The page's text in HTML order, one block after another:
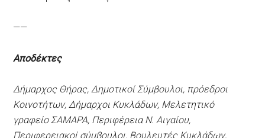
——
Αποδέκτες
Δήμαρχος Θήρας, Δημοτικοί Σύμβουλοι, πρόεδροι
Κοινοτήτων, Δήμαρχοι Κυκλάδων, Μελετητικό
γραφείο ΣΑΜΑΡΑ, Περιφέρεια Ν. Αιγαίου,
Περιφερειακοί σύμβουλοι, Βουλευτές Κυκλάδων,